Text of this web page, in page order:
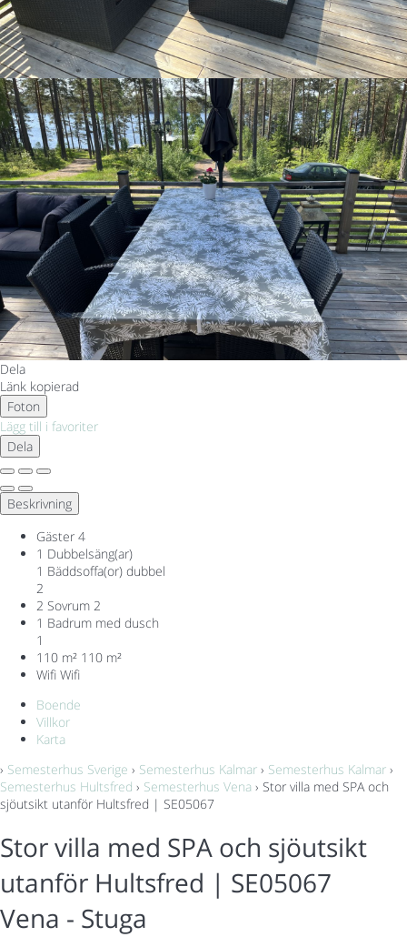
Dela
Länk kopierad
Foton
Lägg till i favoriter
Dela
Beskrivning
Gäster 4
1 Dubbelsäng(ar)
1 Bäddsoffa(or) dubbel
2
2 Sovrum 2
1 Badrum med dusch
1
110 m² 110 m²
Wifi Wifi
Boende
Villkor
Karta
› Semesterhus Sverige › Semesterhus Kalmar › Semesterhus Kalmar ›
Semesterhus Hultsfred › Semesterhus Vena › Stor villa med SPA och
sjöutsikt utanför Hultsfred | SE05067
Stor villa med SPA och sjöutsikt
utanför Hultsfred | SE05067
Vena - Stuga